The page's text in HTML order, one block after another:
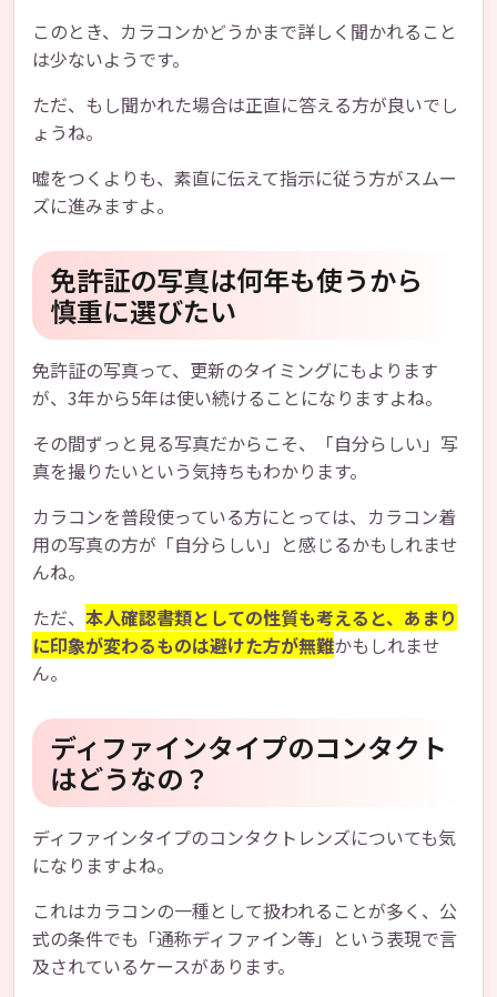
このとき、カラコンかどうかまで詳しく聞かれること
は少ないようです。
ただ、もし聞かれた場合は正直に答える方が良いでし
ょうね。
嘘をつくよりも、素直に伝えて指示に従う方がスムー
ズに進みますよ。
免許証の写真は何年も使うから
慎重に選びたい
免許証の写真って、更新のタイミングにもよります
が、3年から5年は使い続けることになりますよね。
その間ずっと見る写真だからこそ、「自分らしい」写
真を撮りたいという気持ちもわかります。
カラコンを普段使っている方にとっては、カラコン着
用の写真の方が「自分らしい」と感じるかもしれませ
んね。
ただ、 本人確認書類としての性質も考えると、あまり
に印象が変わるものは避けた方が無難かもしれませ
ん。
ディファインタイプのコンタクト
はどうなの？
ディファインタイプのコンタクトレンズについても気
になりますよね。
これはカラコンの一種として扱われることが多く、公
式の条件でも「通称ディファイン等」という表現で言
及されているケースがあります。